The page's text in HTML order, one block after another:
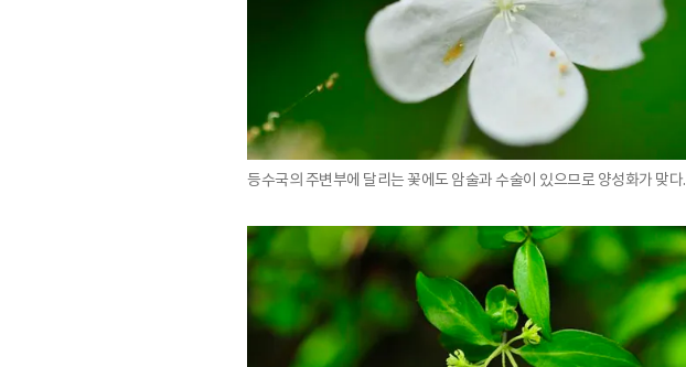
등수국의 주변부에 달리는 꽃에도 암술과 수술이 있으므로 양성화가 맞다.